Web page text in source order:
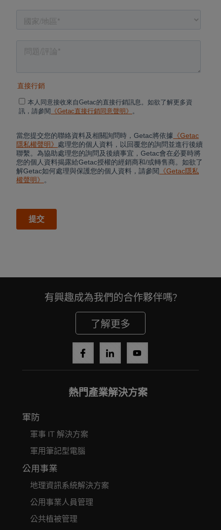
有興趣成為我們的合作夥伴嗎?
了解更多
熱門產業解決方案
軍防
軍事 IT 解決方案
軍用筆記型電腦
公用事業
地理資訊系統解決方案
公用事業人員管理
公共植被管理